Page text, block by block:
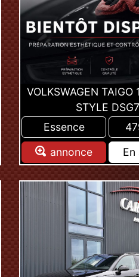
VOLKSWAGEN TAIGO
STYLE DSG7
Essence
annonce